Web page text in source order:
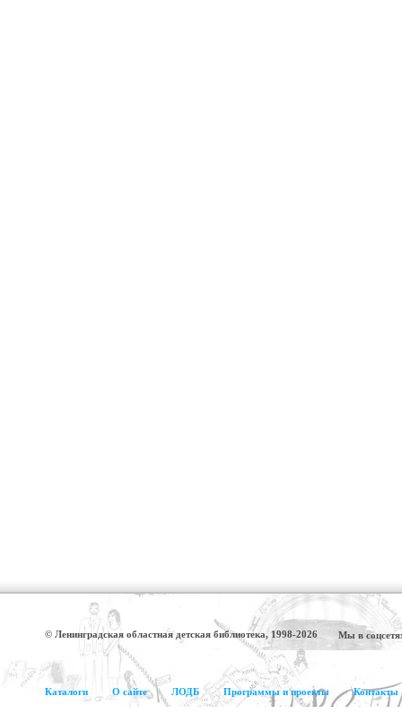
© Ленинградская областная детская библиотека, 1998-2026 Мы в
Каталоги О сайте ЛОДБ Программы и проекты Контакты